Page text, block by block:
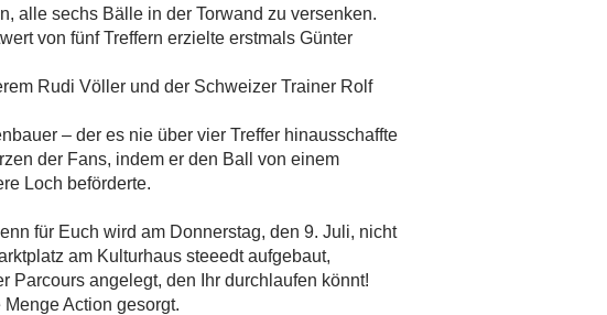
alle sechs Bälle in der Torwand zu versenken.
von fünf Treffern erzielte erstmals Günter
Rudi Völler und der Schweizer Trainer Rolf
– der es nie über vier Treffer hinausschaffte
der Fans, indem er den Ball von einem
Loch beförderte.
für Euch wird am Donnerstag, den 9. Juli, nicht
am Kulturhaus steeedt aufgebaut,
Parcours angelegt, den Ihr durchlaufen könnt!
Action gesorgt.